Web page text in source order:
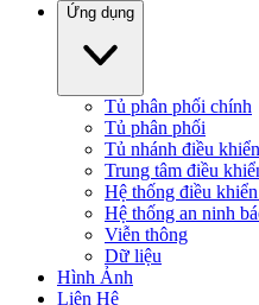
Ứng dụng
Tủ phân phối chính
Tủ phân phối
Tủ nhánh điều khiển
Trung tâm điều
Hệ thống điều
Hệ thống an ninh
Viễn thông
Dữ liệu
Hình Ảnh
Liên Hệ